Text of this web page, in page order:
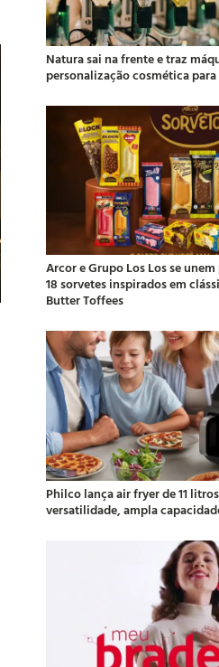
Natura sai na frente e traz
personalização cosmética
Arcor e Grupo Los Los se
18 sorvetes inspirados em
Butter Toffees
Philco lança air fryer de 11
versatilidade, ampla